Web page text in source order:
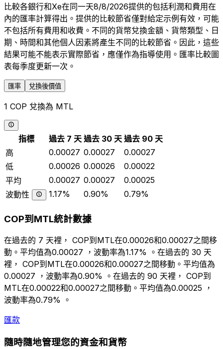
比較各銀行和Xe在同一天8/8/2026提供的包括利潤和費用在
內的匯率計算得出。提供的比較節省僅對給定示例有效，可能
不包括所有費用和收費。不同的貨幣兌換金額、貨幣類型、日
期、時間和其他個人因素將產生不同的比較節省。因此，這些
結果可能不能表示實際節省，應僅作為指導使用。匯率比較圖
表每季度更新一次。
匯率 兌換後價值
1 COP 兌換為 MTL
指標 過去 7 天 過去 30 天 過去 90 天
高
0.00027 0.00027
0.00027
低
0.00026 0.00026
0.00022
平均
0.00027 0.00027
0.00025
波動性
1.17% 0.90% 0.79%
COP到MTL統計數據
在過去的 7 天裡， COP到MTL在0.00026和0.00027之間移
動。平均值為0.00027 ，波動率為1.17% 。在過去的 30 天
裡， COP到MTL在0.00026和0.00027之間移動。平均值為
0.00027 ，波動率為0.90% 。在過去的 90 天裡， COP到
MTL在0.00022和0.00027之間移動。平均值為0.00025 ，
波動率為0.79% 。
匯款
隨時隨地管理您的資金和貨幣